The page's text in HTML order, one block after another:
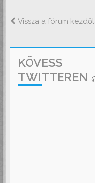
Vissza a fórum
KÖVESS
TWITTEREN